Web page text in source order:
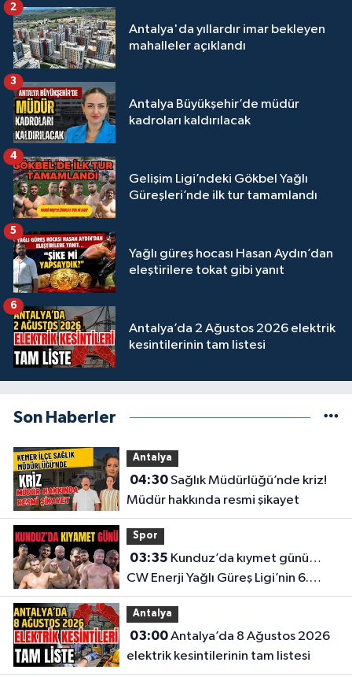
Antalya'da yıllardır imar bekleyen
mahalleler açıklandı
2
Antalya Büyükşehir’de müdür
kadroları kaldırılacak
3
Gelişim Ligi’ndeki Gökbel Yağlı
Güreşleri’nde ilk tur tamamlandı
4
Yağlı güreş hocası Hasan Aydın’dan
eleştirilere tokat gibi yanıt
5
Antalya’da 2 Ağustos 2026 elektrik
kesintilerinin tam listesi
6
Son Haberler
Antalya
04:30Sağlık Müdürlüğü’nde kriz!
Müdür hakkında resmi şikayet
Spor
03:35
CW Enerji Yağlı Güreş Ligi’nin 6.
Etabı öncesi nefesler tutuldu
Antalya
03:00Antalya’da 8 Ağustos 2026
elektrik kesintilerinin tam listesi